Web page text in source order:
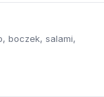
boczek, salami,